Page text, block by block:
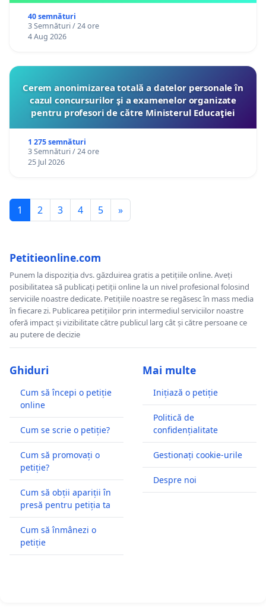
40 semnături
3 Semnături / 24 ore
4 Aug 2026
Cerem anonimizarea totală a datelor personale în
cazul concursurilor şi a examenelor organizate
pentru profesori de către Ministerul Educaţiei
1 275 semnături
3 Semnături / 24 ore
25 Jul 2026
1 2 3 4 5 »
Petitieonline.com
Punem la dispoziția dvs. găzduirea gratis a petițiile online. Aveți
posibilitatea să publicați petiții online la un nivel profesional folosind
serviciile noastre dedicate. Petițiile noastre se regăsesc în mass media
în fiecare zi. Publicarea petițiilor prin intermediul serviciilor noastre
oferă impact și vizibilitate către publicul larg cât și către persoane ce
au putere de decizie
Ghiduri
Cum să începi o petiție
online
Cum se scrie o petiție?
Cum să promovați o
petiție?
Cum să obții apariții în
presă pentru petiția ta
Cum să înmânezi o
petiție
Mai multe
Inițiază o petiție
Politică de
confidențialitate
Gestionați cookie-urile
Despre noi